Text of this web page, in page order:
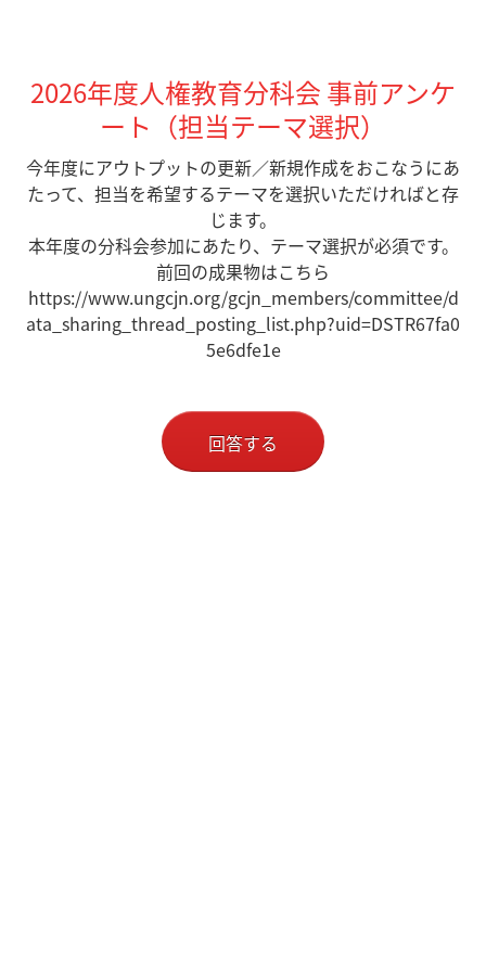
2026年度人権教育分科会 事前アンケ
ート（担当テーマ選択）
今年度にアウトプットの更新／新規作成をおこなうにあ
たって、担当を希望するテーマを選択いただければと存
じます。
本年度の分科会参加にあたり、テーマ選択が必須です。
前回の成果物はこちら
https://www.ungcjn.org/gcjn_members/committee/d
ata_sharing_thread_posting_list.php?uid=DSTR67fa0
5e6dfe1e
回答する